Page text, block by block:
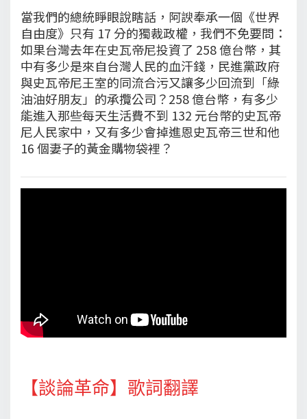
當我們的總統睜眼說瞎話，阿諛奉承一個《世界
自由度》只有 17 分的獨裁政權，我們不免要問：
如果台灣去年在史瓦帝尼投資了 258 億台幣，其
中有多少是來自台灣人民的血汗錢，民進黨政府
與史瓦帝尼王室的同流合污又讓多少回流到「綠
油油好朋友」的承攬公司？258 億台幣，有多少
能進入那些每天生活費不到 132 元台幣的史瓦帝
尼人民家中，又有多少會掉進恩史瓦帝三世和他
16 個妻子的黃金購物袋裡？
【談論革命】歌詞翻譯